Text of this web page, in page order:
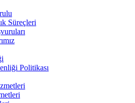
Süreçleri
Politikası